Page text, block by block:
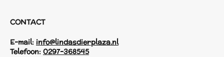
CONTACT
E-mail: info@lindasdierplaza.nl
Telefoon: 0297-368545